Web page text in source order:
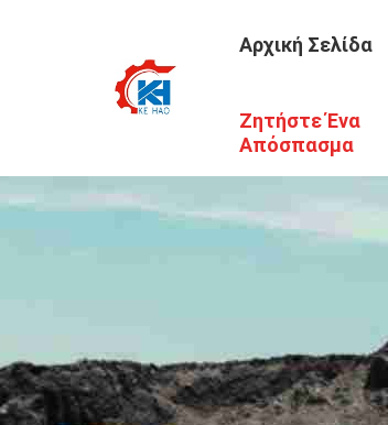
Αρχική Σελίδα
Ζητήστε Ένα
Απόσπασμα